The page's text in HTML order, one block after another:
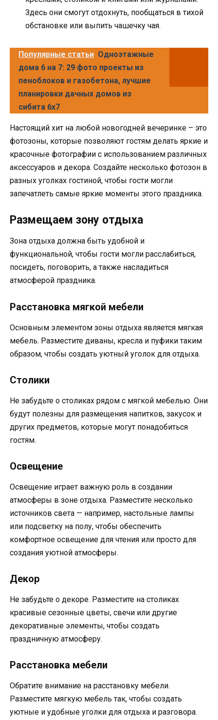
Здесь они смогут отдохнуть, пообщаться в тихой
обстановке или выпить чашечку чая.
Популярные статьи Одноэтажные
дома 6 на 7: 29 фото проекты из
пеноблоков и газобетона, лучшие
планировки дачных домов из
сибита 6х7
Настоящий хит на любой новогодней вечеринке – это
фотозоны, которые позволяют гостям делать яркие и
красочные фотографии с использованием различных
аксессуаров и декора. Создайте несколько фотозон в
разных уголках гостиной, чтобы гости могли
запечатлеть самые яркие моменты этого праздника.
Размещаем зону отдыха
Зона отдыха должна быть удобной и
функциональной, чтобы гости могли расслабиться,
посидеть, поговорить, а также насладиться
атмосферой праздника.
Расстановка мягкой мебели
Основным элементом зоны отдыха является мягкая
мебель. Разместите диваны, кресла и пуфики таким
образом, чтобы создать уютный уголок для отдыха.
Столики
Не забудьте о столиках рядом с мягкой мебелью. Они
будут полезны для размещения напитков, закусок и
других предметов, которые могут понадобиться
гостям.
Освещение
Освещение играет важную роль в создании
атмосферы в зоне отдыха. Разместите несколько
источников света — например, настольные лампы
или подсветку на полу, чтобы обеспечить
комфортное освещение для чтения или просто для
создания уютной атмосферы.
Декор
Не забудьте о декоре. Разместите на столиках
красивые сезонные цветы, свечи или другие
декоративные элементы, чтобы создать
праздничную атмосферу.
Расстановка мебели
Обратите внимание на расстановку мебели.
Разместите мягкую мебель так, чтобы создать
уютные и удобные уголки для отдыха и разговора.